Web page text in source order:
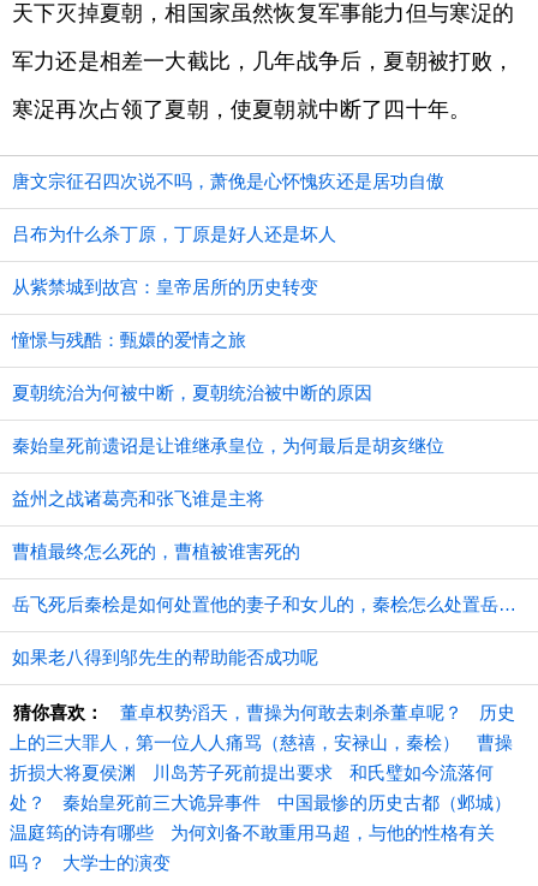
天下灭掉夏朝，相国家虽然恢复军事能力但与寒浞的
军力还是相差一大截比，几年战争后，夏朝被打败，
寒浞再次占领了夏朝，使夏朝就中断了四十年。
唐文宗征召四次说不吗，萧俛是心怀愧疚还是居功自傲
吕布为什么杀丁原，丁原是好人还是坏人
从紫禁城到故宫：皇帝居所的历史转变
憧憬与残酷：甄嬛的爱情之旅
夏朝统治为何被中断，夏朝统治被中断的原因
秦始皇死前遗诏是让谁继承皇位，为何最后是胡亥继位
益州之战诸葛亮和张飞谁是主将
曹植最终怎么死的，曹植被谁害死的
​岳飞死后秦桧是如何处置他的妻子和女儿的，秦桧怎么处置岳飞家人的
如果老八得到邬先生的帮助能否成功呢
猜你喜欢： 董卓权势滔天，曹操为何敢去刺杀董卓呢？
历史
上的三大罪人，第一位人人痛骂（慈禧，安禄山，秦桧）
曹操
折损大将夏侯渊
川岛芳子死前提出要求
和氏璧如今流落何
处？
秦始皇死前三大诡异事件
中国最惨的历史古都（邺城）
温庭筠的诗有哪些
为何刘备不敢重用马超，与他的性格有关
吗？
大学士的演变